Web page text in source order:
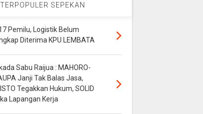
TERPOPULER SEPEKAN
Pemilu, Logistik Belum
Diterima KPU LEMBATA
Sabu Raijua : MAHORO-
Janji Tak Balas Jasa,
Tegakkan Hukum, SOLID
Lapangan Kerja